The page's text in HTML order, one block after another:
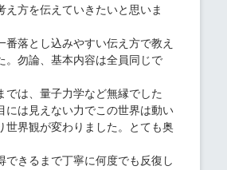
え方を伝えていきたいと思いま
番落とし込みやすい伝え方で教え
。勿論、基本内容は全員同じで
では、量子力学など無縁でした
には見えない力でこの世界は動い
世界観が変わりました。とても奥
できるまで丁寧に何度でも反復し